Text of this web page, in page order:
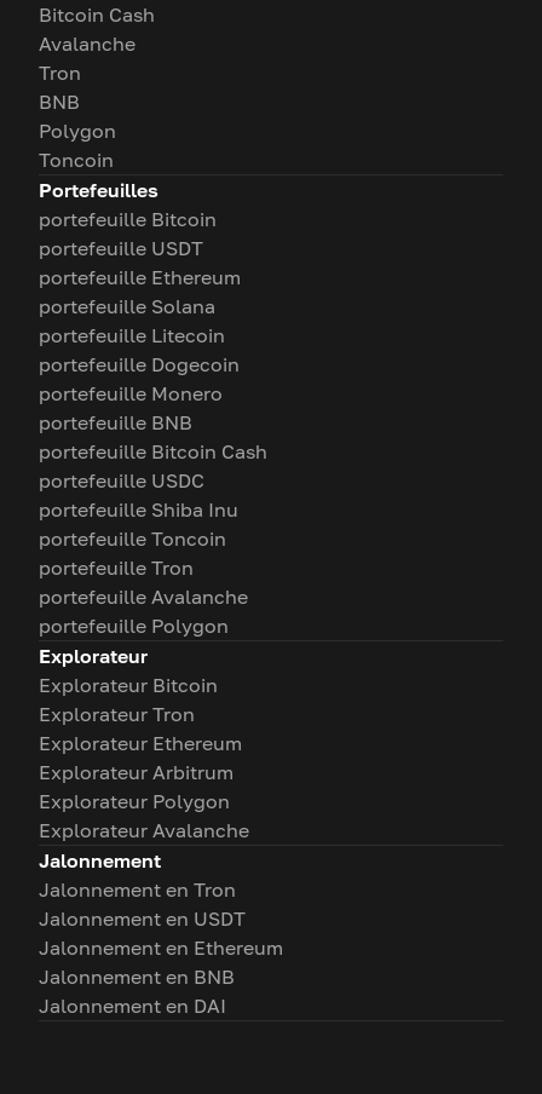
Bitcoin Cash
Avalanche
Tron
BNB
Polygon
Toncoin
Portefeuilles
portefeuille Bitcoin
portefeuille USDT
portefeuille Ethereum
portefeuille Solana
portefeuille Litecoin
portefeuille Dogecoin
portefeuille Monero
portefeuille BNB
portefeuille Bitcoin Cash
portefeuille USDC
portefeuille Shiba Inu
portefeuille Toncoin
portefeuille Tron
portefeuille Avalanche
portefeuille Polygon
Explorateur
Explorateur Bitcoin
Explorateur Tron
Explorateur Ethereum
Explorateur Arbitrum
Explorateur Polygon
Explorateur Avalanche
Jalonnement
Jalonnement en Tron
Jalonnement en USDT
Jalonnement en Ethereum
Jalonnement en BNB
Jalonnement en DAI